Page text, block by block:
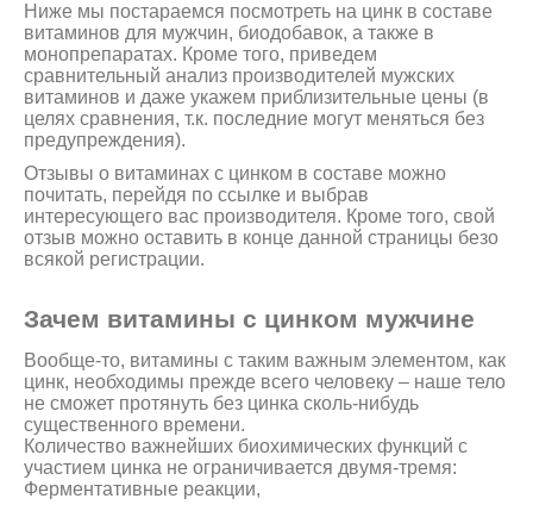
Ниже мы постараемся посмотреть на цинк в составе
витаминов для мужчин, биодобавок, а также в
монопрепаратах. Кроме того, приведем
сравнительный анализ производителей мужских
витаминов и даже укажем приблизительные цены (в
целях сравнения, т.к. последние могут меняться без
предупреждения).
Отзывы о витаминах с цинком в составе можно
почитать, перейдя по ссылке и выбрав
интересующего вас производителя. Кроме того, свой
отзыв можно оставить в конце данной страницы безо
всякой регистрации.
Зачем витамины с цинком мужчине
Вообще-то, витамины с таким важным элементом, как
цинк, необходимы прежде всего человеку – наше тело
не сможет протянуть без цинка сколь-нибудь
существенного времени.
Количество важнейших биохимических функций с
участием цинка не ограничивается двумя-тремя:
Ферментативные реакции,